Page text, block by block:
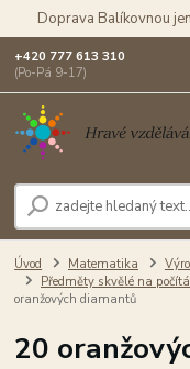
Doprava Balíkovnou
+420 777 613 310
(Po-Pá 9-17)
Úvod Matematika
Předměty skvělé na
oranžových diamantů
20